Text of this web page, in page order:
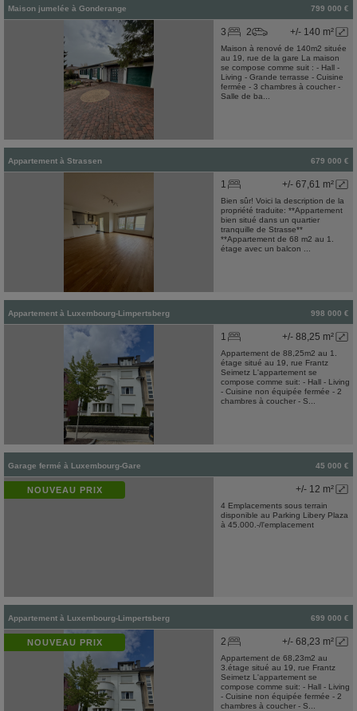
Maison jumelée à Gonderange 799 000 €
+/- 140 m²
3 2
Maison à renové de 140m2 située
au 19, rue de la gare La maison
se compose comme suit : - Hall -
Living - Grande terrasse - Cuisine
fermée - 3 chambres à coucher -
Salle de ba...
Appartement à Strassen 679 000 €
+/- 67,61 m²
1
Bien sûr! Voici la description de la
propriété traduite: **Appartement
bien situé dans un quartier
tranquille de Strasse**
**Appartement de 68 m2 au 1.
étage avec un balcon ...
Appartement à Luxembourg-Limpertsberg 998 000 €
+/- 88,25 m²
1
Appartement de 88,25m2 au 1.
étage situé au 19, rue Frantz
Seimetz L'appartement se
compose comme suit: - Hall - Living
- Cuisine non équipée fermée - 2
chambres à coucher - S...
Garage fermé à Luxembourg-Gare 45 000 €
NOUVEAU PRIX +/- 12 m²
4 Emplacements sous terrain
disponible au Parking Libery Plaza
à 45.000.-/l'emplacement
Appartement à Luxembourg-Limpertsberg 699 000 €
NOUVEAU PRIX +/- 68,23 m²
2
Appartement de 68,23m2 au
3.étage situé au 19, rue Frantz
Seimetz L'appartement se
compose comme suit: - Hall - Living
- Cuisine non équipée fermée - 2
chambres à coucher - S...